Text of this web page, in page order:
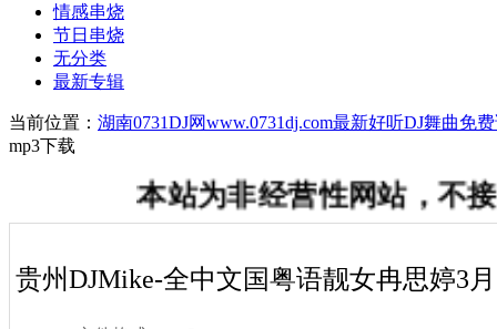
情感串烧
节日串烧
无分类
最新专辑
当前位置： 湖南0731DJ网www.0731dj.com最新好听DJ舞曲免
mp3下载
本站为非经营性网站，
贵州DJMike-全中文国粤语靓女冉思婷3